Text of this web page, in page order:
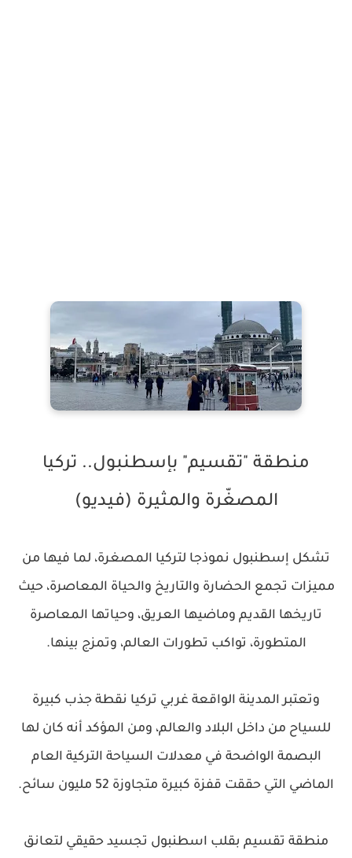
منطقة "تقسيم" بإسطنبول.. تركيا
المصغّرة والمثيرة (فيديو)
تشكل إسطنبول نموذجا لتركيا المصغرة، لما فيها من
مميزات تجمع الحضارة والتاريخ والحياة المعاصرة، حيث
تاريخها القديم وماضيها العريق، وحياتها المعاصرة
المتطورة، تواكب تطورات العالم، وتمزج بينها.
وتعتبر المدينة الواقعة غربي تركيا نقطة جذب كبيرة
للسياح من داخل البلاد والعالم، ومن المؤكد أنه كان لها
البصمة الواضحة في معدلات السياحة التركية العام
الماضي التي حققت قفزة كبيرة متجاوزة 52 مليون سائح.
منطقة تقسيم بقلب اسطنبول تجسيد حقيقي لتعانق